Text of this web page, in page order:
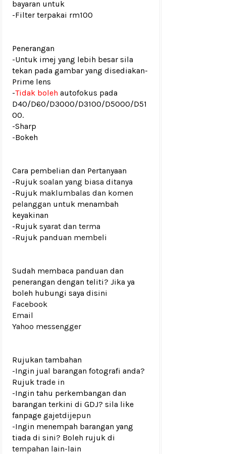
bayaran untuk
-Filter terpakai rm100
Penerangan
-Untuk imej yang lebih besar sila
tekan pada gambar yang disediakan-
Prime lens
-Tidak boleh autofokus pada
D40/D60/D3000/D3100/D5000/D51
00.
-Sharp
-Bokeh
Cara pembelian dan Pertanyaan
-Rujuk soalan yang biasa ditanya
-Rujuk maklumbalas dan komen
pelanggan untuk menambah
keyakinan
-Rujuk syarat dan terma
-Rujuk panduan membeli
Sudah membaca panduan dan
penerangan dengan teliti? Jika ya
boleh hubungi saya disini
Facebook
Email
Yahoo messengger
Rujukan tambahan
-Ingin jual barangan fotografi anda?
Rujuk trade in
-Ingin tahu perkembangan dan
barangan terkini di GDJ? sila like
fanpage gajetdijepun
-Ingin menempah barangan yang
tiada di sini? Boleh rujuk di
tempahan lain-lain